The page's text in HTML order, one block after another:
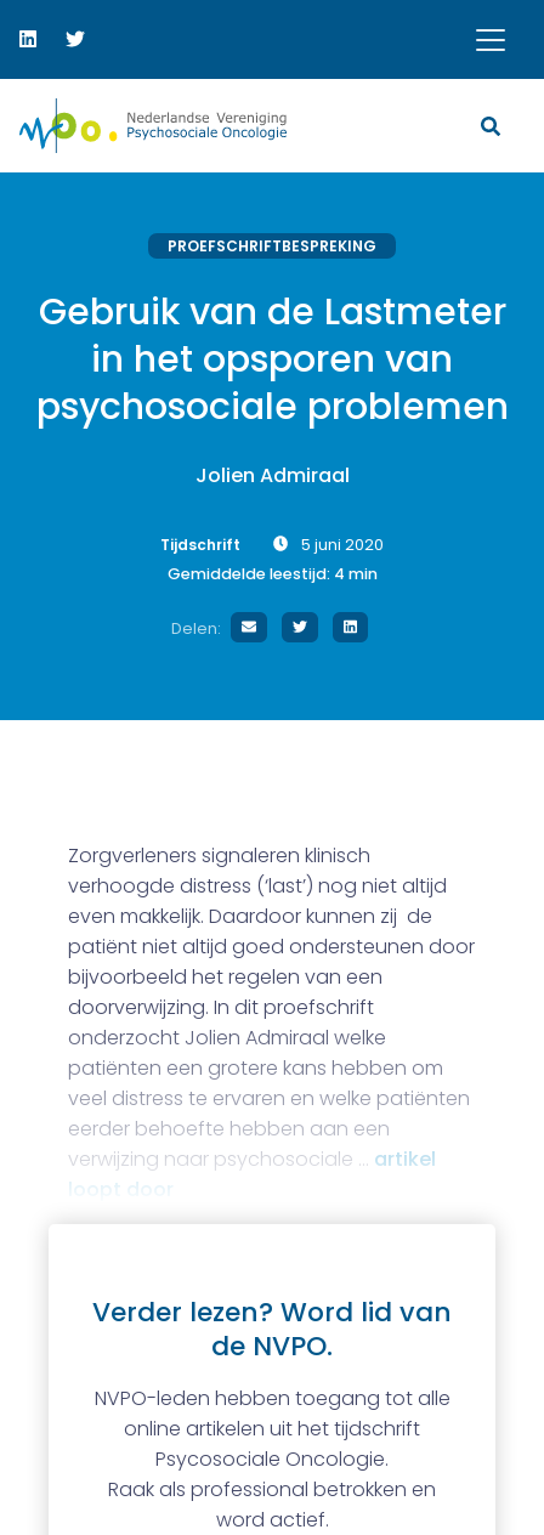
PROEFSCHRIFTBESPREKING
Gebruik van de Lastmeter
in het opsporen van
psychosociale problemen
Jolien Admiraal
Tijdschrift
5 juni 2020
Gemiddelde leestijd: 4 min
Delen:
Zorgverleners signaleren klinisch
verhoogde distress (‘last’) nog niet altijd
even makkelijk. Daardoor kunnen zij de
patiënt niet altijd goed ondersteunen door
bijvoorbeeld het regelen van een
doorverwijzing. In dit proefschrift
onderzocht Jolien Admiraal welke
patiënten een grotere kans hebben om
veel distress te ervaren en welke patiënten
eerder behoefte hebben aan een
verwijzing naar psychosociale … artikel
loopt door
Verder lezen? Word lid van
de NVPO.
NVPO-leden hebben toegang tot alle
online artikelen uit het tijdschrift
Psycosociale Oncologie.
Raak als professional betrokken en
word actief.